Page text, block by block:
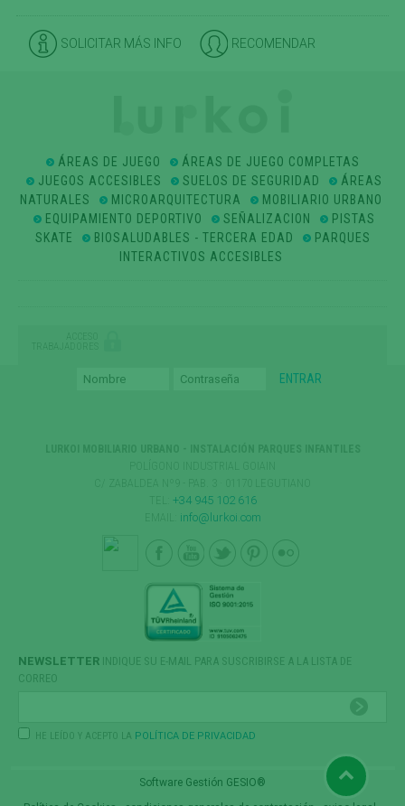
SOLICITAR MÁS INFO RECOMENDAR
ÁREAS DE JUEGO
ÁREAS DE JUEGO COMPLETAS
JUEGOS ACCESIBLES
SUELOS DE SEGURIDAD
ÁREAS
NATURALES
MICROARQUITECTURA
MOBILIARIO URBANO
EQUIPAMIENTO DEPORTIVO
SEÑALIZACION
PISTAS
SKATE
BIOSALUDABLES - TERCERA EDAD
PARQUES
INTERACTIVOS ACCESIBLES
ACCESO
TRABAJADORES
+34 945 102 616
info@lurkoi.com
NEWSLETTER INDIQUE SU E-MAIL PARA SUSCRIBIRSE A LA LISTA DE
CORREO
HE LEÍDO Y ACEPTO LA POLÍTICA DE PRIVACIDAD
Software Gestión GESIO®